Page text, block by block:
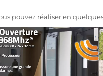
pouvez réaliser en